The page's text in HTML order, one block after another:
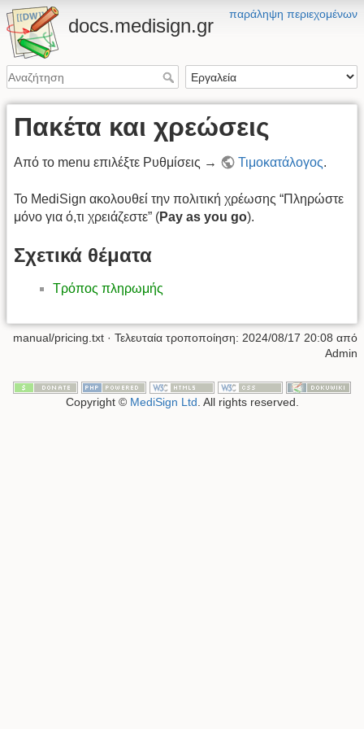
παράληψη περιεχομένων
docs.medisign.gr
Πακέτα και χρεώσεις
Από το menu επιλέξτε Ρυθμίσεις → Τιμοκατάλογος.
Το MediSign ακολουθεί την πολιτική χρέωσης “Πληρώστε
μόνο για ό,τι χρειάζεστε” (Pay as you go).
Σχετικά θέματα
Τρόπος πληρωμής
manual/pricing.txt · Τελευταία τροποποίηση: 2024/08/17 20:08 από
Admin
Copyright © MediSign Ltd . All rights reserved.